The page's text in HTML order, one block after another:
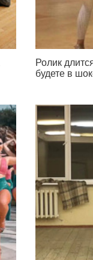
Ролик
будете в